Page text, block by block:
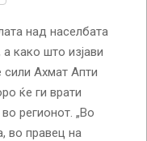
над населбата
како што изјави
сили Ахмат Апти
ќе ги врати
регионот. „Во
во правец на